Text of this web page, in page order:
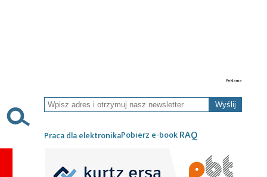
Wyślij
Praca dla elektronikaPobierz e-bookRAQ